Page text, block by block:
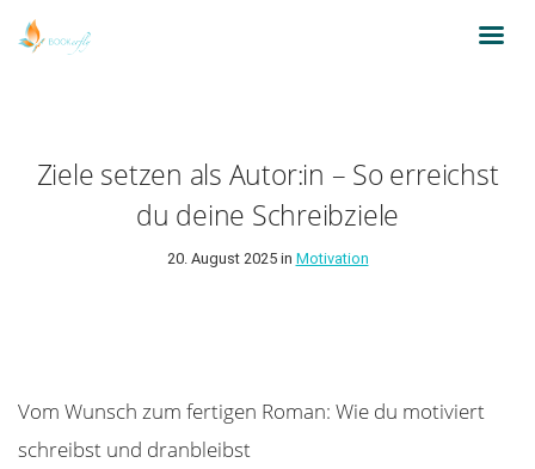
Ziele setzen als Autor:in – So erreichst
du deine Schreibziele
20. August 2025 in Motivation
Vom Wunsch zum fertigen Roman: Wie du motiviert
schreibst und dranbleibst